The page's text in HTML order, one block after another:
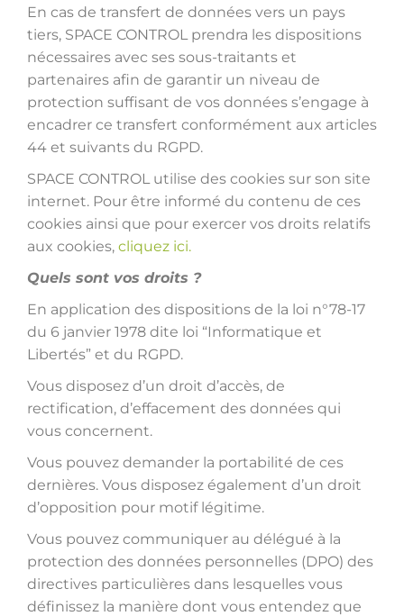
En cas de transfert de données vers un pays
tiers, SPACE CONTROL prendra les dispositions
nécessaires avec ses sous-traitants et
partenaires afin de garantir un niveau de
protection suffisant de vos données s’engage à
encadrer ce transfert conformément aux articles
44 et suivants du RGPD.
SPACE CONTROL utilise des cookies sur son site
internet. Pour être informé du contenu de ces
cookies ainsi que pour exercer vos droits relatifs
aux cookies, cliquez ici.
Quels sont vos droits ?
En application des dispositions de la loi n°78-17
du 6 janvier 1978 dite loi “Informatique et
Libertés” et du RGPD.
Vous disposez d’un droit d’accès, de
rectification, d’effacement des données qui
vous concernent.
Vous pouvez demander la portabilité de ces
dernières. Vous disposez également d’un droit
d’opposition pour motif légitime.
Vous pouvez communiquer au délégué à la
protection des données personnelles (DPO) des
directives particulières dans lesquelles vous
définissez la manière dont vous entendez que